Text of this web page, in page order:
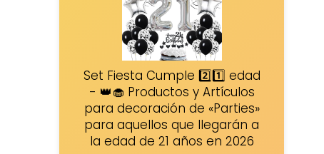
Set Fiesta Cumple 2️⃣1️⃣ edad
- 👑🧁 Productos y Artículos
para decoración de «Parties»
para aquellos que llegarán a
la edad de 21 años en 2026